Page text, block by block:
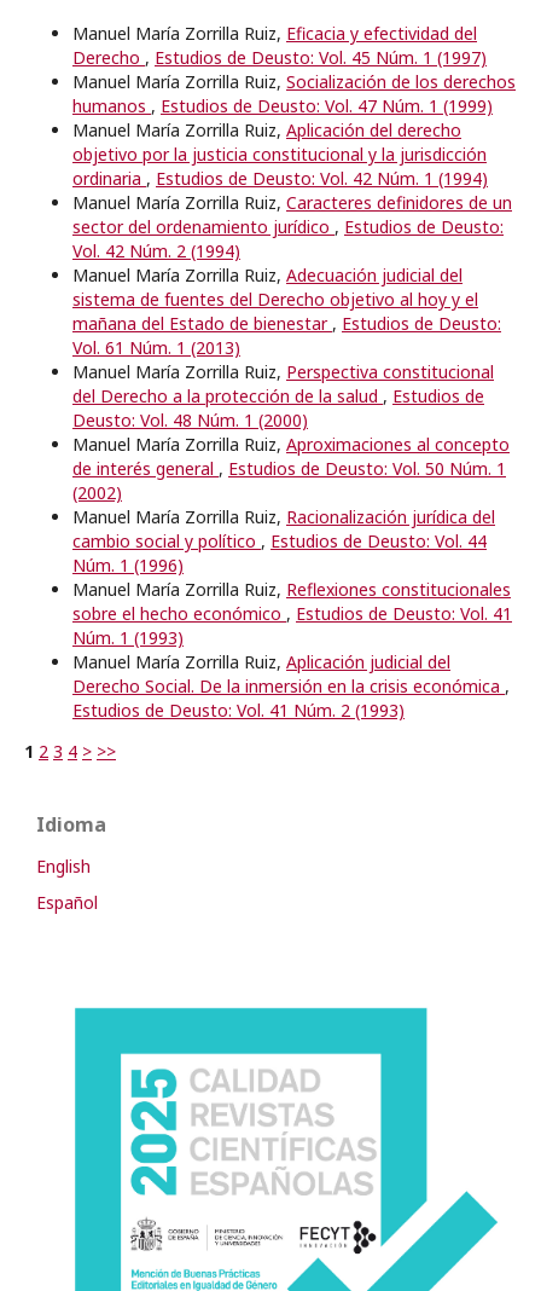
Manuel María Zorrilla Ruiz, Eficacia y efectividad del
Derecho , Estudios de Deusto: Vol. 45 Núm. 1 (1997)
Manuel María Zorrilla Ruiz, Socialización de los derechos
humanos , Estudios de Deusto: Vol. 47 Núm. 1 (1999)
Manuel María Zorrilla Ruiz, Aplicación del derecho
objetivo por la justicia constitucional y la jurisdicción
ordinaria , Estudios de Deusto: Vol. 42 Núm. 1 (1994)
Manuel María Zorrilla Ruiz, Caracteres definidores de un
sector del ordenamiento jurídico , Estudios de Deusto:
Vol. 42 Núm. 2 (1994)
Manuel María Zorrilla Ruiz, Adecuación judicial del
sistema de fuentes del Derecho objetivo al hoy y el
mañana del Estado de bienestar , Estudios de Deusto:
Vol. 61 Núm. 1 (2013)
Manuel María Zorrilla Ruiz, Perspectiva constitucional
del Derecho a la protección de la salud , Estudios de
Deusto: Vol. 48 Núm. 1 (2000)
Manuel María Zorrilla Ruiz, Aproximaciones al concepto
de interés general , Estudios de Deusto: Vol. 50 Núm. 1
(2002)
Manuel María Zorrilla Ruiz, Racionalización jurídica del
cambio social y político , Estudios de Deusto: Vol. 44
Núm. 1 (1996)
Manuel María Zorrilla Ruiz, Reflexiones constitucionales
sobre el hecho económico , Estudios de Deusto: Vol. 41
Núm. 1 (1993)
Manuel María Zorrilla Ruiz, Aplicación judicial del
Derecho Social. De la inmersión en la crisis económica ,
Estudios de Deusto: Vol. 41 Núm. 2 (1993)
1 2 3 4 > >>
Idioma
English
Español